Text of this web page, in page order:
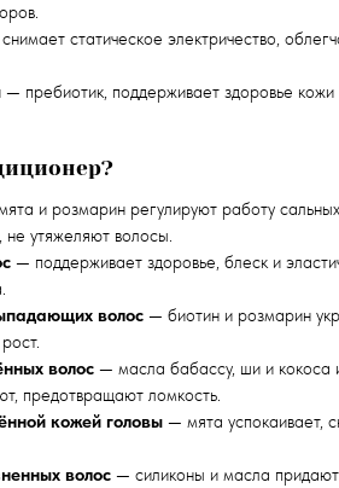
статическое электричество,
— пребиотик, поддерживает здоровье кожи
и розмарин регулируют работу
утяжеляют волосы.
— поддерживает здоровье, блеск и
волос— биотин и розмарин
волос— масла бабассу, ши и кокоса
предотвращают ломкость.
кожей головы— мята успокаивает,
волос— силиконы и масла придают